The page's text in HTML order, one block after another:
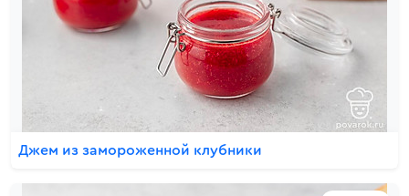
Джем из замороженной клубники